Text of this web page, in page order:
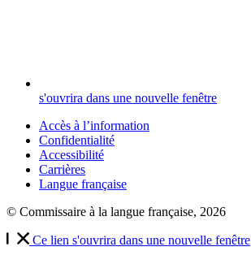
s'ouvrira dans une nouvelle fenêtre
Accès à l’information
Confidentialité
Accessibilité
Carrières
Langue française
© Commissaire à la langue française, 2026
Ce lien s'ouvrira dans une nouvelle fenêtre